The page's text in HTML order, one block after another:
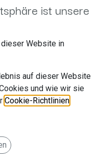
2010 > /
schwarz
ist unsere
Website in
auf dieser Website
und wie wir sie
Cookie-Richtlinien